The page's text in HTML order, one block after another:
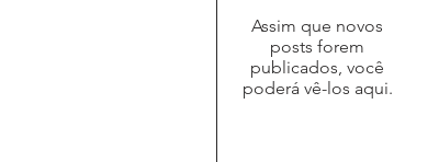
Assim que novos
posts forem
publicados, você
poderá vê-los aqui.